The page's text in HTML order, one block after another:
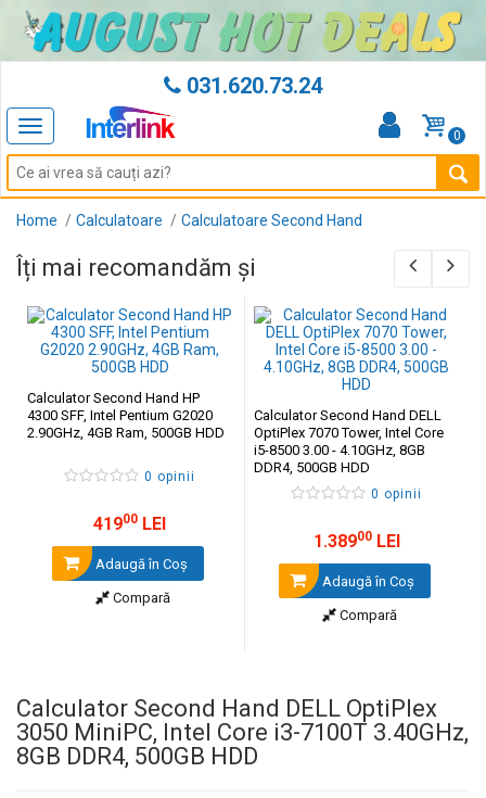
031.620.73.24
Toggle
navigation
0
Home Calculatoare Calculatoare Second Hand
Îți mai recomandăm și
Calculator Second Hand HP
4300 SFF, Intel Pentium G2020
2.90GHz, 4GB Ram, 500GB HDD
0 opinii
41900 LEI
Adaugă în Coş
Compară
Calculator Second Hand DELL
OptiPlex 7070 Tower, Intel Core
i5-8500 3.00 - 4.10GHz, 8GB
DDR4, 500GB HDD
0 opinii
1.38900LEI
Adaugă în Coş
Compară
Calculator Second Hand DELL OptiPlex
3050 MiniPC, Intel Core i3-7100T 3.40GHz,
8GB DDR4, 500GB HDD